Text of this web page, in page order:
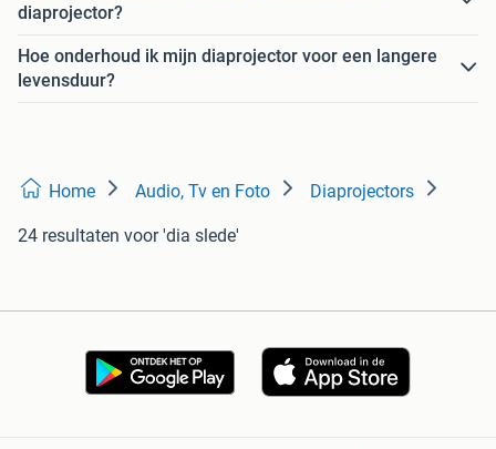
diaprojector?
Hoe onderhoud ik mijn diaprojector voor een langere
levensduur?
Home Audio, Tv en Foto Diaprojectors
24 resultaten voor 'dia slede'